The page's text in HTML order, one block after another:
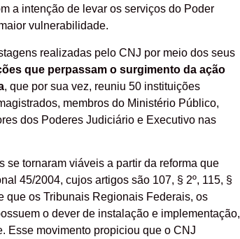
a intenção de levar os serviços do Poder
vulnerabilidade.
realizadas pelo CNJ por meio dos seus
que perpassam o surgimento da ação
, que por sua vez, reuniu 50 instituições
membros do Ministério Público,
dos Poderes Judiciário e Executivo nas
se tornaram viáveis a partir da reforma que
45/2004, cujos artigos são 107, § 2º, 115, §
que os Tribunais Regionais Federais, os
o dever de instalação e implementação,
Esse movimento propiciou que o CNJ